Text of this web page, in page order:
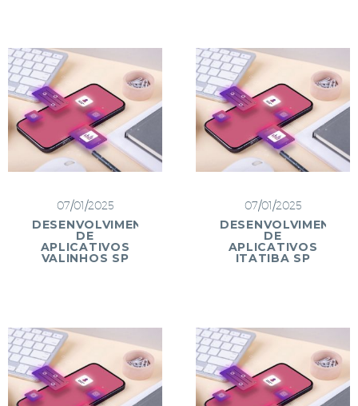
07/01/2025
DESENVOLVIMENTO
DE
APLICATIVOS
VALINHOS SP
07/01/2025
DESENVOLVIMENTO
DE
APLICATIVOS
ITATIBA SP